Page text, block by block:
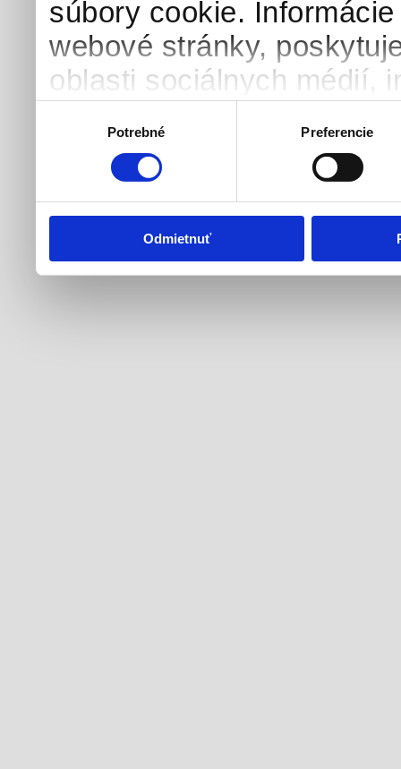
súbory cookie.
webové stránky,
oblasti sociálnych médií,
ktoré ste im poskytli
používali ich služby.
Potrebné Preferencie
Odmietnuť